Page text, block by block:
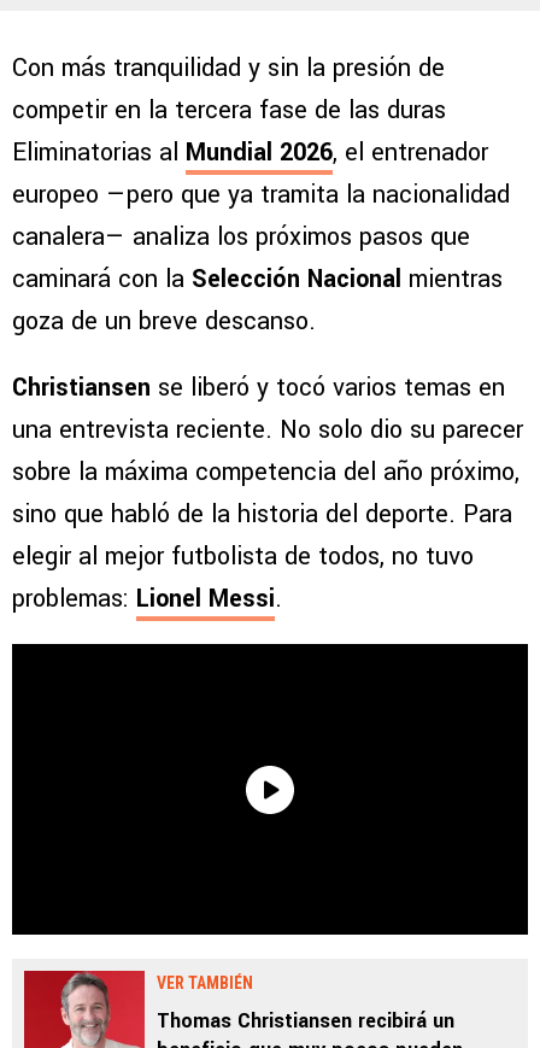
Con más tranquilidad y sin la presión de
competir en la tercera fase de las duras
Eliminatorias al Mundial 2026, el entrenador
europeo —pero que ya tramita la nacionalidad
canalera— analiza los próximos pasos que
caminará con la Selección Nacional mientras
goza de un breve descanso.
Christiansen se liberó y tocó varios temas en
una entrevista reciente. No solo dio su parecer
sobre la máxima competencia del año próximo,
sino que habló de la historia del deporte. Para
elegir al mejor futbolista de todos, no tuvo
problemas: Lionel Messi.
VER TAMBIÉN
Thomas Christiansen recibirá un